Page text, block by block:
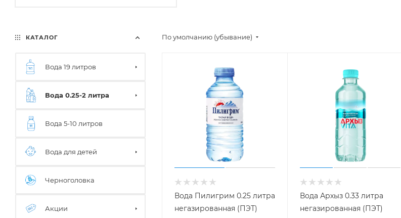
По умолчанию (убывание)
Вода Пилигрим 0.25 литра
негазированная (ПЭТ)
Вода Архыз 0.33 литра
негазированная (ПЭТ)
КАТАЛОГ
Вода 19 литров
Вода 0.25-2 литра
Вода 5-10 литров
Вода для детей
Черноголовка
Акции